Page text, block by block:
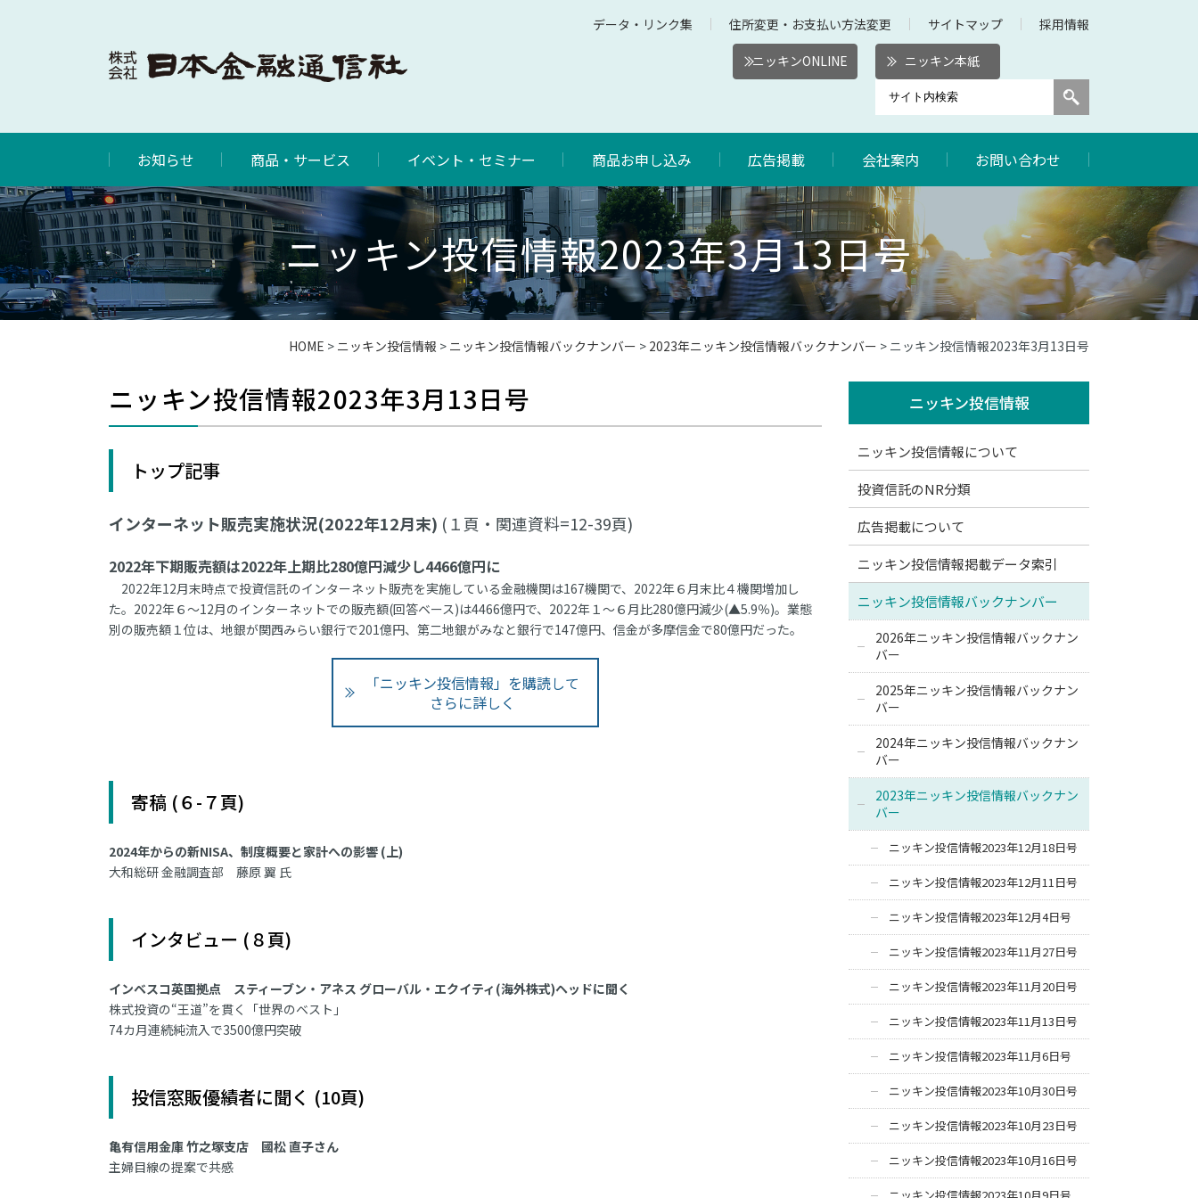
データ・リンク集 住所変更・お支払い方法変更 サイトマップ 採用情報
ニッキンONLINE ニッキン本紙
お知らせ 商品・サービス イベント・セミナー 商品お申し込み 広告掲載 会社案内 お問い合わせ
ニッキン投信情報2023年3月13日号
HOME > ニッキン投信情報 > ニッキン投信情報バックナンバー > 2023年ニッキン投信情報バックナンバー > ニッキン投信情報2023年3月13日号
ニッキン投信情報2023年3月13日号
トップ記事
インターネット販売実施状況(2022年12月末) (１頁・関連資料=12-39頁)
2022年下期販売額は2022年上期比280億円減少し4466億円に
2022年12月末時点で投資信託のインターネット販売を実施している金融機関は167機関で、2022年６月末比４機関増加し
た。2022年６～12月のインターネットでの販売額(回答ベース)は4466億円で、2022年１～６月比280億円減少(▲5.9％)。業態
別の販売額１位は、地銀が関西みらい銀行で201億円、第二地銀がみなと銀行で147億円、信金が多摩信金で80億円だった。
「ニッキン投信情報」を購読して
さらに詳しく
寄稿 (６-７頁)
2024年からの新NISA、制度概要と家計への影響 (上)
大和総研 金融調査部 藤原 翼 氏
インタビュー (８頁)
インベスコ英国拠点 スティーブン・アネス グローバル・エクイティ(海外株式)ヘッドに聞く
株式投資の“王道”を貫く「世界のベスト」
74カ月連続純流入で3500億円突破
投信窓販優績者に聞く (10頁)
亀有信用金庫 竹之塚支店 國松 直子さん
主婦目線の提案で共感
ニッキン投信情報
ニッキン投信情報について
投資信託のNR分類
広告掲載について
ニッキン投信情報掲載データ索引
ニッキン投信情報バックナンバー
2026年ニッキン投信情報バックナン
バー
2025年ニッキン投信情報バックナン
バー
2024年ニッキン投信情報バックナン
バー
2023年ニッキン投信情報バックナン
バー
ニッキン投信情報2023年12月18日号
ニッキン投信情報2023年12月11日号
ニッキン投信情報2023年12月4日号
ニッキン投信情報2023年11月27日号
ニッキン投信情報2023年11月20日号
ニッキン投信情報2023年11月13日号
ニッキン投信情報2023年11月6日号
ニッキン投信情報2023年10月30日号
ニッキン投信情報2023年10月23日号
ニッキン投信情報2023年10月16日号